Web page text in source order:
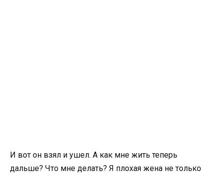
И вот он взял и ушел. А как мне жить теперь
дальше? Что мне делать? Я плохая жена не только